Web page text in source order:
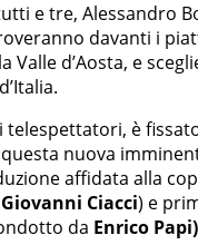
e tre, Alessandro
davanti i
Valle d’Aosta, e
telespettatori, è
questa nuova
affidata alla
Giovanni Ciacci) e
da Enrico Papi)